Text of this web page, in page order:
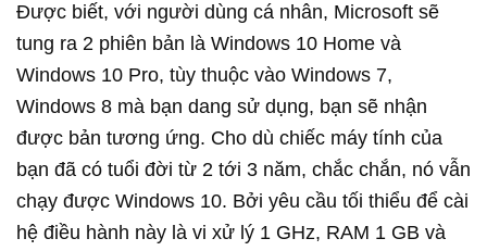
Được biết, với người dùng cá nhân, Microsoft sẽ
tung ra 2 phiên bản là Windows 10 Home và
Windows 10 Pro, tùy thuộc vào Windows 7,
Windows 8 mà bạn dang sử dụng, bạn sẽ nhận
được bản tương ứng. Cho dù chiếc máy tính của
bạn đã có tuổi đời từ 2 tới 3 năm, chắc chắn, nó vẫn
chạy được Windows 10. Bởi yêu cầu tối thiểu để cài
hệ điều hành này là vi xử lý 1 GHz, RAM 1 GB và